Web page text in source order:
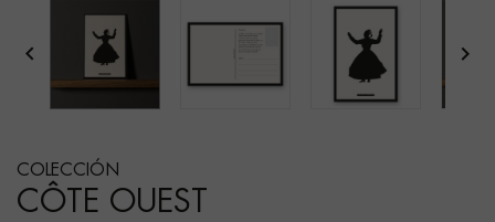
 
COLECCIÓN
CÔTE OUEST